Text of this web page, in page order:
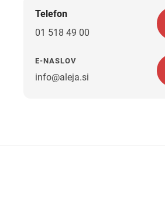
Telefon
01 518 49 00
E-NASLOV
info@aleja.si